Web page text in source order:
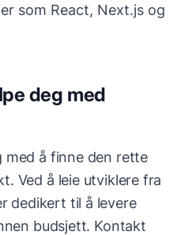
som React, Next.js og
deg med
med å finne den rette
Ved å leie utviklere fra
dedikert til å levere
budsjett. Kontakt